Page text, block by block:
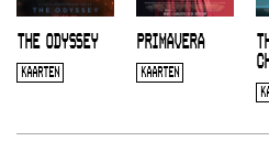
THE ODYSSEY
KAARTEN
PRIMAVERA
KAARTEN